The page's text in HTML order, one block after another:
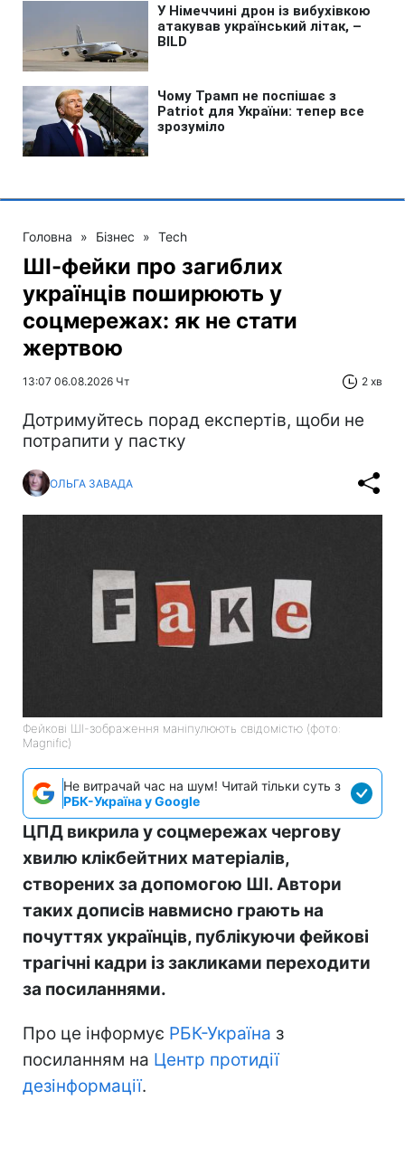
Головна » Бізнес » Tech
ШІ-фейки про загиблих
українців поширюють у
соцмережах: як не стати
жертвою
13:07 06.08.2026 Чт 2 хв
Дотримуйтесь порад експертів, щоби не
потрапити у пастку
ОЛЬГА ЗАВАДА
Фейкові ШІ-зображення маніпулюють свідомістю (фото:
Magnific)
Не витрачай час на шум! Читай тільки суть з
РБК-Україна у Google
ЦПД викрила у соцмережах чергову
хвилю клікбейтних матеріалів,
створених за допомогою ШІ. Автори
таких дописів навмисно грають на
почуттях українців, публікуючи фейкові
трагічні кадри із закликами переходити
за посиланнями.
Про це інформує РБК-Україна з
посиланням на Центр протидії
дезінформації.